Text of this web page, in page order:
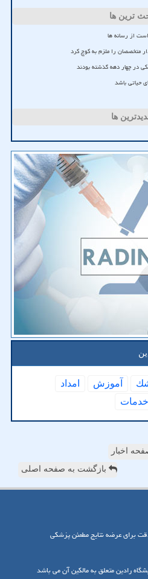
ترین ها
از رسانه ها
متخصصان را ملزم به کوچ کرد
در چهار دهه گذشته بودند
حیاتی باشد
ها
آموزش
امداد
خدمات
اخبار
بازگشت به صفحه اصلی
برای عرضه نتایج مطمئن پزشکی